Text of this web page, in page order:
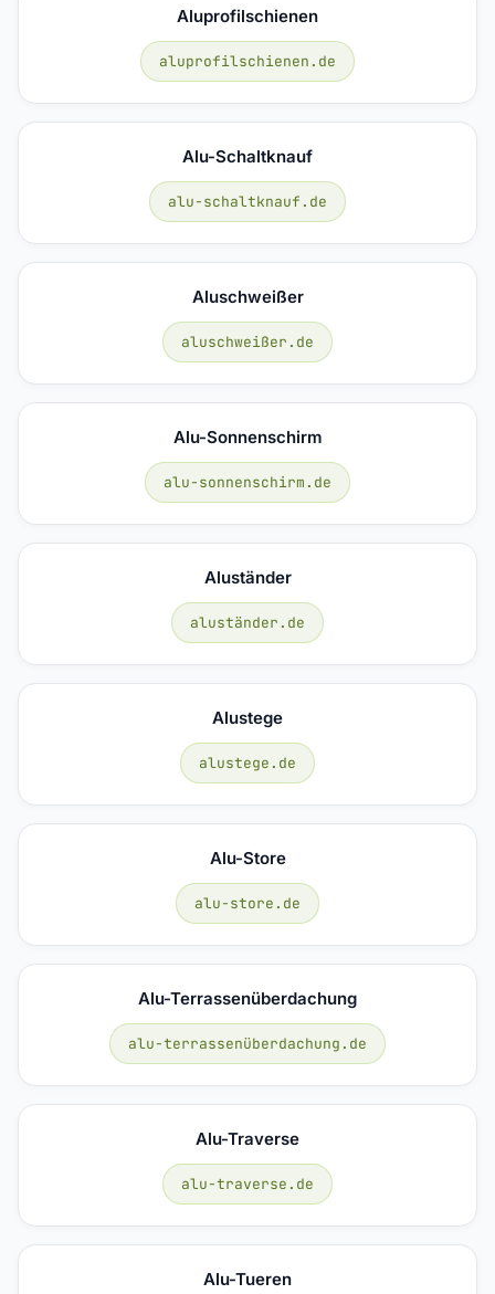
Aluprofilschienen
aluprofilschienen.de
Alu-Schaltknauf
alu-schaltknauf.de
Aluschweißer
aluschweißer.de
Alu-Sonnenschirm
alu-sonnenschirm.de
Aluständer
aluständer.de
Alustege
alustege.de
Alu-Store
alu-store.de
Alu-Terrassenüberdachung
alu-terrassenüberdachung.de
Alu-Traverse
alu-traverse.de
Alu-Tueren